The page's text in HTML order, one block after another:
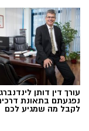
עורך דין דותן
נפגעתם בתאונת
לקבל מה שמגיע לכם